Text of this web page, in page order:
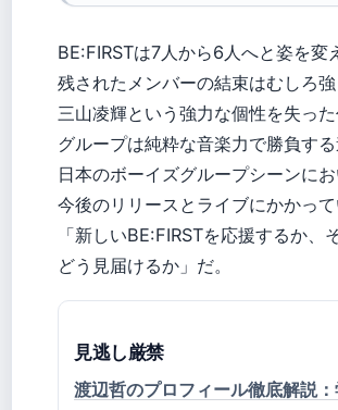
BE:FIRSTは7人から6人へと姿を変
残されたメンバーの結束はむしろ強
三山凌輝という強力な個性を失った
グループは純粋な音楽力で勝負する
日本のボーイズグループシーンに
今後のリリースとライブにかかっ
「新しいBE:FIRSTを応援するか
どう見届けるか」だ。
見逃し厳禁
渡辺哲のプロフィール徹底解説